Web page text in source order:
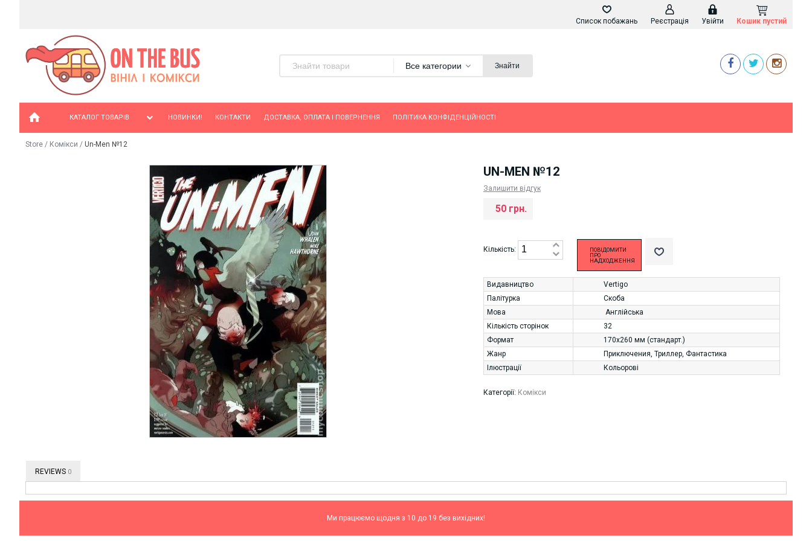
Кошик пустий
Увійти
Реєстрація
Список побажань
Все категории Знайти
КАТАЛОГ ТОВАРІВ НОВИНКИ! КОНТАКТИ ДОСТАВКА, ОПЛАТА І ПОВЕРНЕННЯ ПОЛІТИКА КОНФІДЕНЦІЙНОСТІ
Store / Комікси / Un-Men №12
UN-MEN №12
Залишити відгук
50 грн.
Кількість:
ПОВІДОМИТИ
ПРО
НАДХОДЖЕННЯ
Видавництво
Vertigo
Палітурка
Скоба
Мова
Англійська
Кількість сторінок
32
Формат
170х260 мм (стандарт.)
Жанр
Приключения, Триллер, Фантастика
Ілюстрації
Кольорові
Категорії: Комікси
REVIEWS 0
Ми працюємо щодня з 10 до 19 без вихідних!